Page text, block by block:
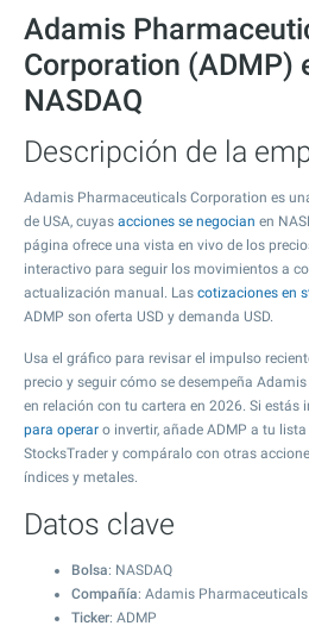
Adamis
Corporation (ADMP)
NASDAQ
Descripción de la
Adamis Pharmaceuticals Corporation es
de USA, cuyas acciones se negocian en
página ofrece una vista en vivo de los
interactivo para seguir los movimientos a
actualización manual. Las cotizaciones en
ADMP son oferta USD y demanda USD.
Usa el gráfico para revisar el impulso
precio y seguir cómo se desempeña
en relación con tu cartera en 2026. Si estás
para operar o invertir, añade ADMP a tu
StocksTrader y compáralo con otras
índices y metales.
Datos clave
Bolsa: NASDAQ
Compañía: Adamis
Ticker: ADMP